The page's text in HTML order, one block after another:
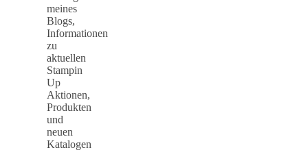
meines
Blogs,
Informationen
zu
aktuellen
Stampin
Up
Aktionen,
Produkten
und
neuen
Katalogen